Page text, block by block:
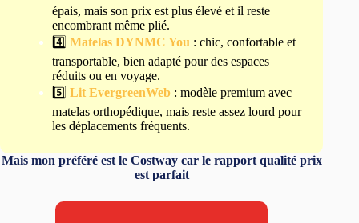
épais, mais son prix est plus élevé et il reste
encombrant même plié.
4️⃣ Matelas DYNMC You : chic, confortable et
transportable, bien adapté pour des espaces
réduits ou en voyage.
5️⃣ Lit EvergreenWeb : modèle premium avec
matelas orthopédique, mais reste assez lourd pour
les déplacements fréquents.
Mais mon préféré est le Costway car le rapport qualité prix
est parfait